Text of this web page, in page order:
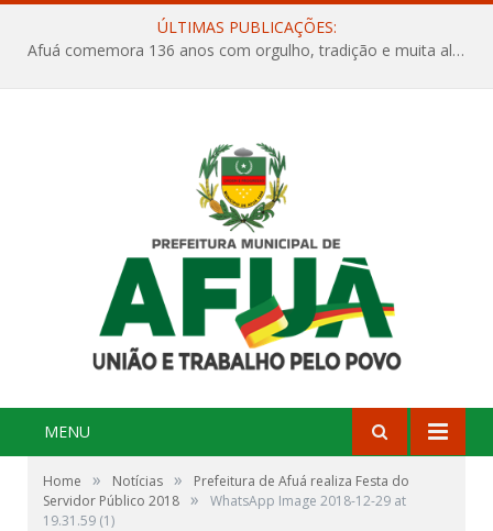
ÚLTIMAS PUBLICAÇÕES:
Afuá comemora 136 anos com orgulho, tradição e muita alegria na Quadra Dr. Nelson Salomão
MENU
Home » Notícias »
Prefeitura de Afuá realiza Festa do
Servidor Público 2018 »
WhatsApp Image 2018-12-29 at
19.31.59 (1)